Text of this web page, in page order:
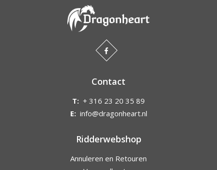
Contact
T: + 316 23 20 35 89
E: info@dragonheart.nl
Ridderwebshop
Annuleren en Retouren